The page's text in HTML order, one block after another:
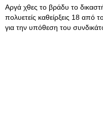
Αργά χθες το βράδυ το
πολυετείς καθείρξεις 18 από
για την υπόθεση του